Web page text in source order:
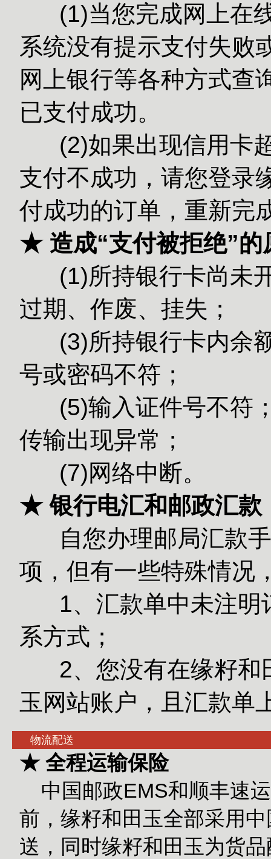
(1)当您完成网上在线
系统没有提示支付失败
网上银行等各种方式查
已支付成功。
(2)如果出现信用卡超
支付不成功，请您登录
付成功的订单，重新完
★ 造成“支付被拒绝”的
(1)所持银行卡尚未
过期、作废、挂失；
(3)所持银行
号或密码不符；
(5)输入证
传输出现异常；
(7)网络中断。
★ 银行电汇和邮政汇款
自您办理邮局汇款手
项，但有一些特殊情况
1、汇款单中未注明
系方式；
2、您没有在缘籽和
玉网站账户，且汇款单
物流配送
★ 全程运输保险
中国邮政EMS和顺丰速
前，缘籽和田玉全部采用
送，同时缘籽和田玉为货